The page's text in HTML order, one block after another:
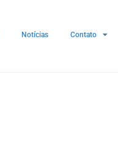
Notícias Contato